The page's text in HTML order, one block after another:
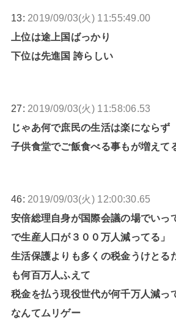
13: 2019/09/03(火) 11:55:49.00
上位は途上国ばっかり
下位は先進国 誇らしい
27: 2019/09/03(火) 11:58:06.53
じゃあ何で庶民の生活は楽にならず
子供食堂でご飯食べる事もが増えて
46: 2019/09/03(火) 12:00:30.65
安倍総理自身が国際会議の場でいっ
で生産人口が３００万人減ってる」
生活保護よりも多くの税金うけとる
も何百万人ふえて
税金を払う現役世代が何千万人減っ
なんてムリゲー